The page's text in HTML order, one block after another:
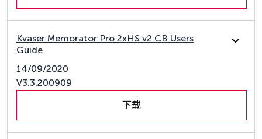
Kvaser Memorator Pro 2xHS v2 CB Users
Guide
14/09/2020
V3.3.200909
下载